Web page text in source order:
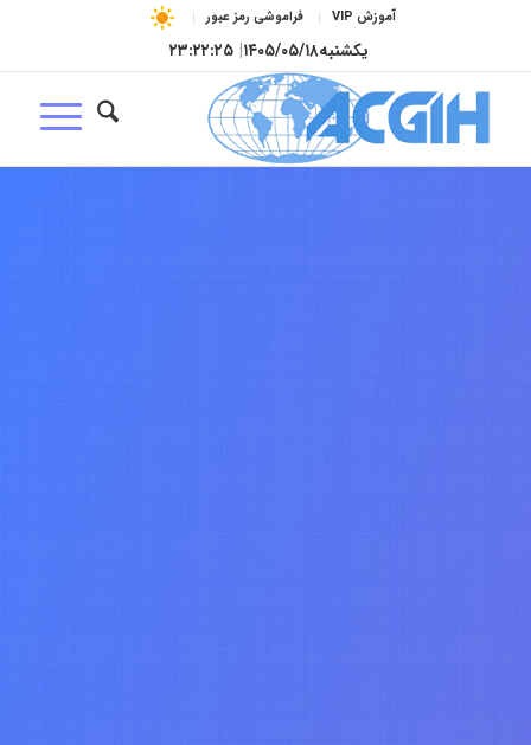
آموزش VIP فراموشی رمز عبور
یکشنبه۱۴۰۵/۰۵/۱۸| ۲۳:۲۲:۲۶